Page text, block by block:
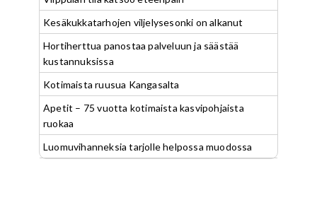
Kesäkukkatarhojen viljelysesonki on alkanut
Hortiherttua panostaa palveluun ja säästää
kustannuksissa
Kotimaista ruusua Kangasalta
Apetit – 75 vuotta kotimaista kasvipohjaista
ruokaa
Luomuvihanneksia tarjolle helpossa muodossa